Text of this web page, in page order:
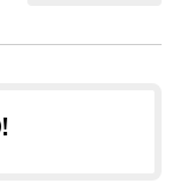
resulta